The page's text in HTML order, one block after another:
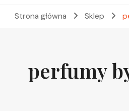
Strona główna Sklep
perfumy